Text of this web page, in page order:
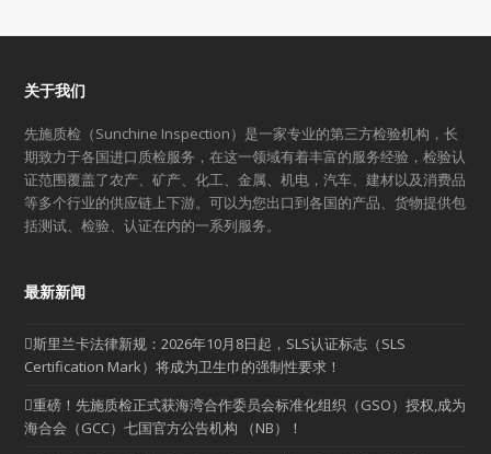
关于我们
先施质检（Sunchine Inspection）是一家专业的第三方检验机构，长
期致力于各国进口质检服务，在这一领域有着丰富的服务经验，检验认
证范围覆盖了农产、矿产、化工、金属、机电，汽车、建材以及消费品
等多个行业的供应链上下游。可以为您出口到各国的产品、货物提供包
括测试、检验、认证在内的一系列服务。
最新新闻
斯里兰卡法律新规：2026年10月8日起，SLS认证标志（SLS
Certification Mark）将成为卫生巾的强制性要求！
重磅！先施质检正式获海湾合作委员会标准化组织（GSO）授权,成为
海合会（GCC）七国官方公告机构 （NB）！